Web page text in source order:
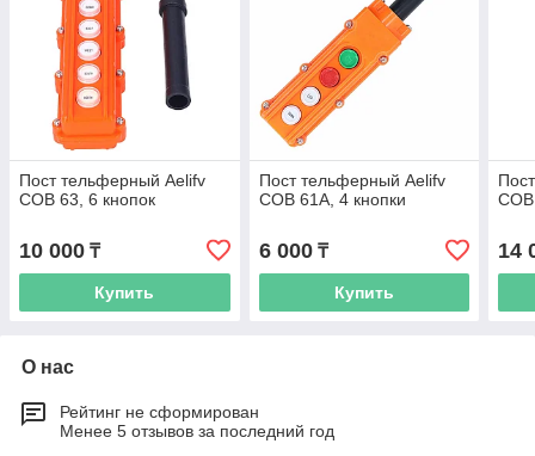
Пост тельферный Aelifv
COB 63, 6 кнопок
10 000 ₸
Купить
Пост тельферный Aelifv
COB 61A, 4 кнопки
6 000₸
Купить
14
О нас
Рейтинг не сформирован
Менее 5 отзывов за последний год